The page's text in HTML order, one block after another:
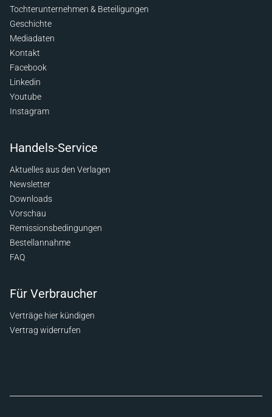
Tochterunternehmen & Beteiligungen
Geschichte
Mediadaten
Kontakt
Facebook
Linkedin
Youtube
Instagram
Handels-Service
Aktuelles aus den Verlagen
Newsletter
Downloads
Vorschau
Remissionsbedingungen
Bestellannahme
FAQ
Für Verbraucher
Verträge hier kündigen
Vertrag widerrufen